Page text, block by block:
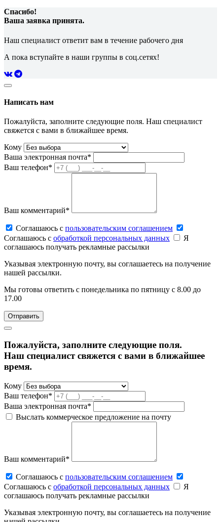
Спасибо!
Ваша заявка принята.
Наш специалист ответит вам в течение рабочего дня
А пока вступайте в наши группы в соц.сетях!
Написать нам
Пожалуйста, заполните следующие поля. Наш специалист
свяжется с вами в ближайшее время.
Кому
Ваша электронная почта*
Ваш телефон*
Ваш комментарий*
Соглашаюсь c пользовательским соглашением
Соглашаюсь c обработкой персональных данных
Я
соглашаюсь получать рекламные рассылки
Указывая электронную почту, вы соглашаетесь на получение
нашей рассылки.
Мы готовы ответить с понедельника по пятницу с 8.00 до
17.00
Пожалуйста, заполните следующие поля.
Наш специалист свяжется с вами в ближайшее
время.
Кому
Ваш телефон*
Ваша электронная почта*
Выслать коммерческое предложение на почту
Ваш комментарий*
Соглашаюсь c пользовательским соглашением
Соглашаюсь c обработкой персональных данных
Я
соглашаюсь получать рекламные рассылки
Указывая электронную почту, вы соглашаетесь на получение